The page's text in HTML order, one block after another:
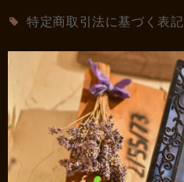
特定商取引法に基づく表記